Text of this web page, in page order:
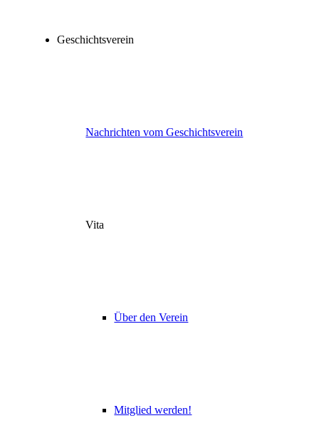
Geschichtsverein
Nachrichten vom Geschichtsverein
Vita
Über den Verein
Mitglied werden!